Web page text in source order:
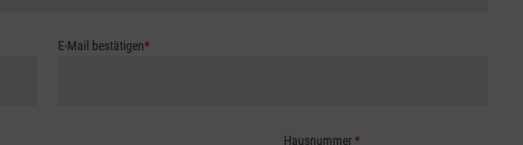
E-Mail bestätigen*
Hausnummer*